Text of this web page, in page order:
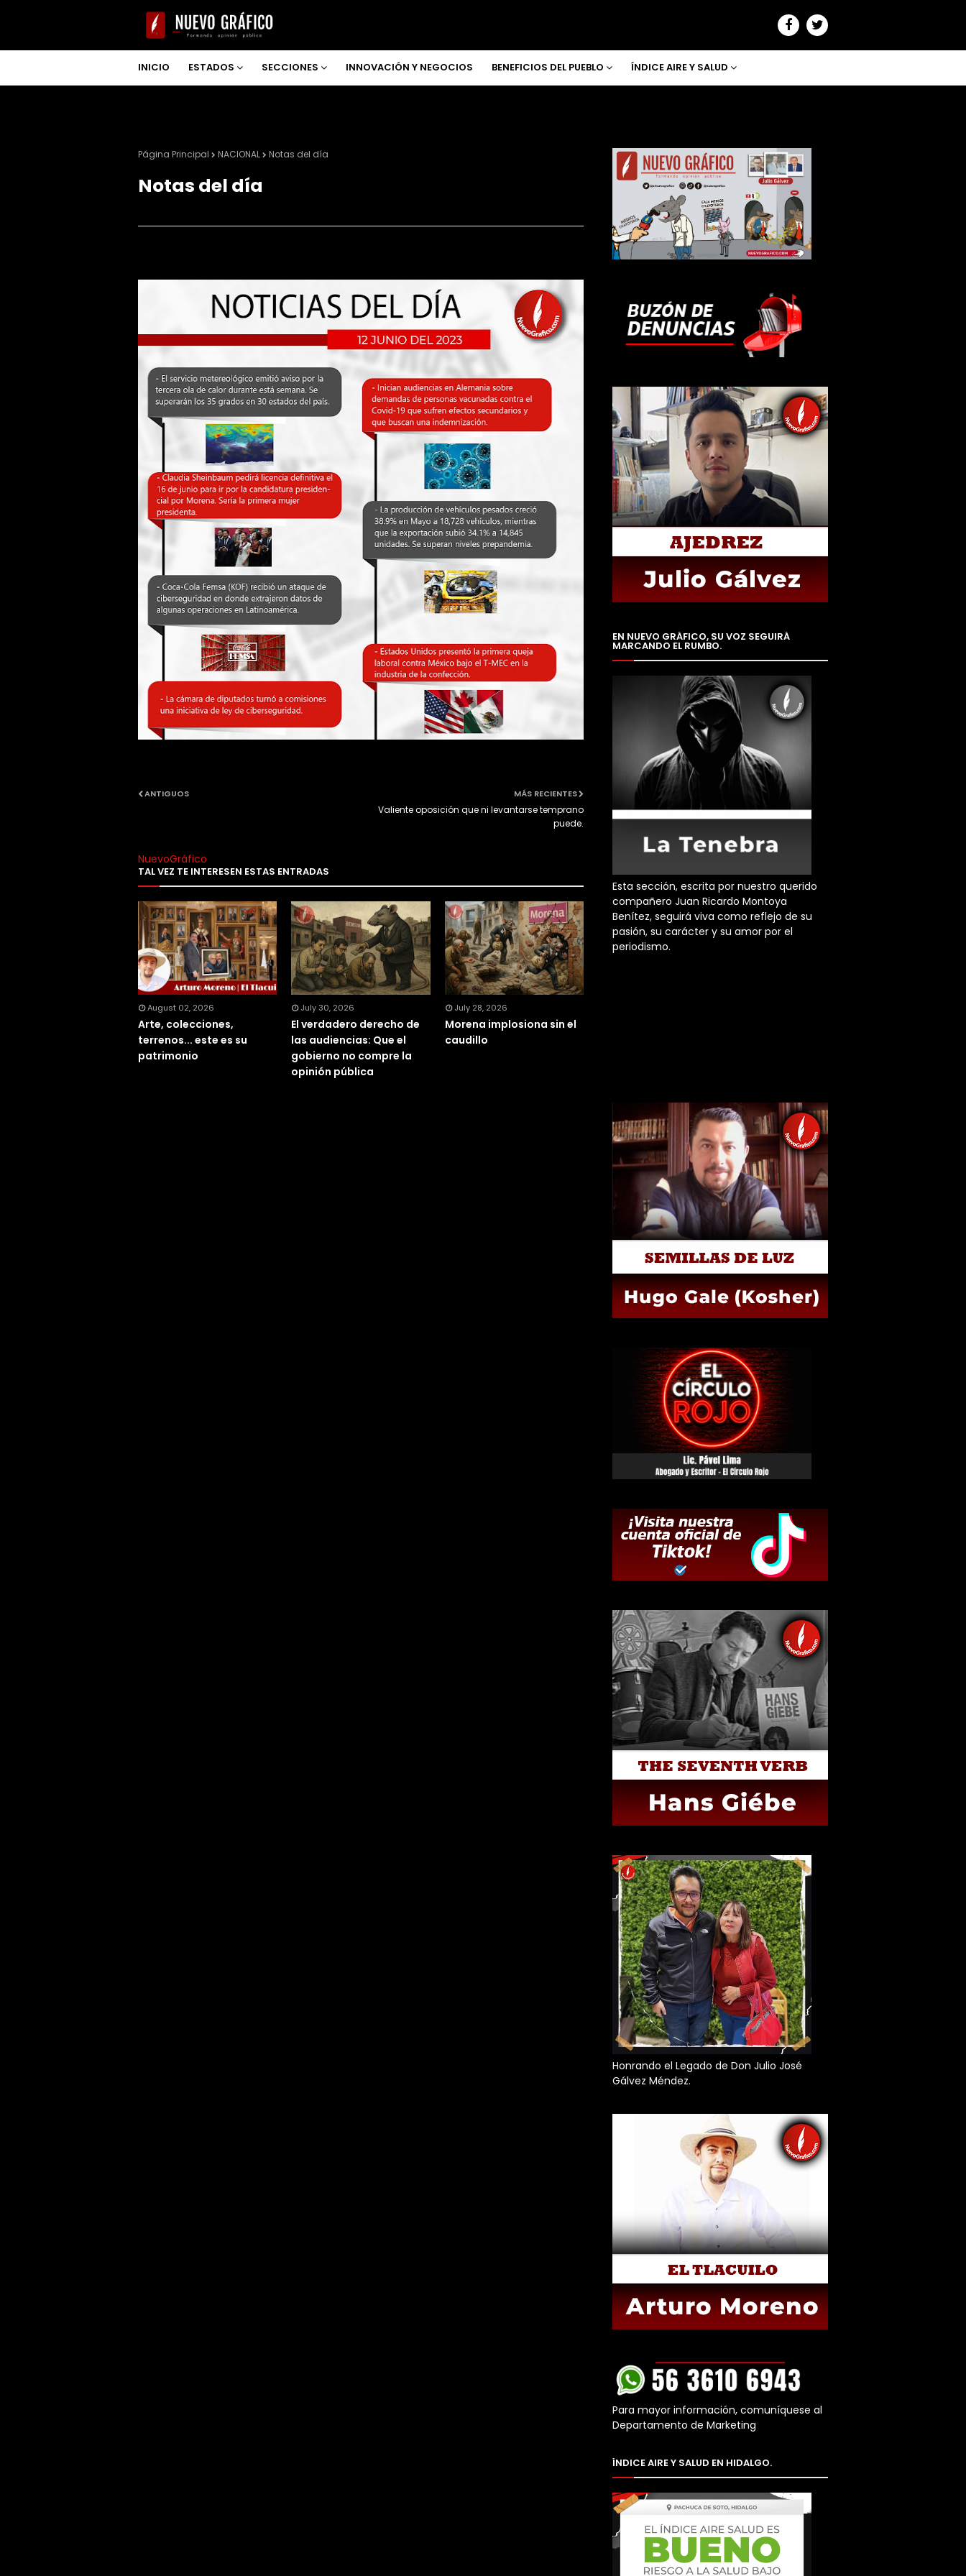
INICIO ESTADOS SECCIONES INNOVACIÓN Y NEGOCIOS BENEFICIOS DEL PUEBLO ÍNDICE AIRE Y SALUD
Página Principal NACIONAL Notas del día
Notas del día
MÁS RECIENTES
Valiente oposición que ni levantarse temprano
puede.
ANTIGUOS
NuevoGráfico
TAL VEZ TE INTERESEN ESTAS ENTRADAS
August 02, 2026
Arte, colecciones,
terrenos... este es su
patrimonio
July 30, 2026
El verdadero derecho de
las audiencias: Que el
gobierno no compre la
opinión pública
July 28, 2026
Morena implosiona sin el
caudillo
EN NUEVO GRÁFICO, SU VOZ SEGUIRÁ
MARCANDO EL RUMBO.
Esta sección, escrita por nuestro querido
compañero Juan Ricardo Montoya
Benítez, seguirá viva como reflejo de su
pasión, su carácter y su amor por el
periodismo.
Honrando el Legado de Don Julio José
Gálvez Méndez.
Para mayor información, comuníquese al
Departamento de Marketing
ÍNDICE AIRE Y SALUD EN HIDALGO.